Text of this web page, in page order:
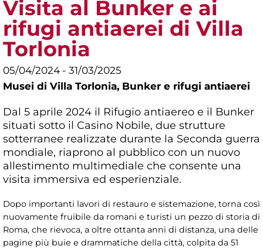
Visita al Bunker e ai
rifugi antiaerei di Villa
Torlonia
05/04/2024 - 31/03/2025
Musei di Villa Torlonia, Bunker e rifugi antiaerei
Dal 5 aprile 2024 il Rifugio antiaereo e il Bunker
situati sotto il Casino Nobile, due strutture
sotterranee realizzate durante la Seconda guerra
mondiale, riaprono al pubblico con un nuovo
allestimento multimediale che consente una
visita immersiva ed esperienziale.
Dopo importanti lavori di restauro e sistemazione, torna così
nuovamente fruibile da romani e turisti un pezzo di storia di
Roma, che rievoca, a oltre ottanta anni di distanza, una delle
pagine più buie e drammatiche della città, colpita da 51